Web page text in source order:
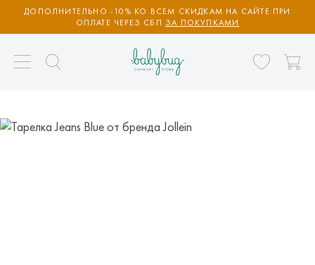
ДОПОЛНИТЕЛЬНО -10% КО ВСЕМ СКИДКАМ НА САЙТЕ ПРИ
ОПЛАТЕ ЧЕРЕЗ СБП ЗА ПОКУПКАМИ